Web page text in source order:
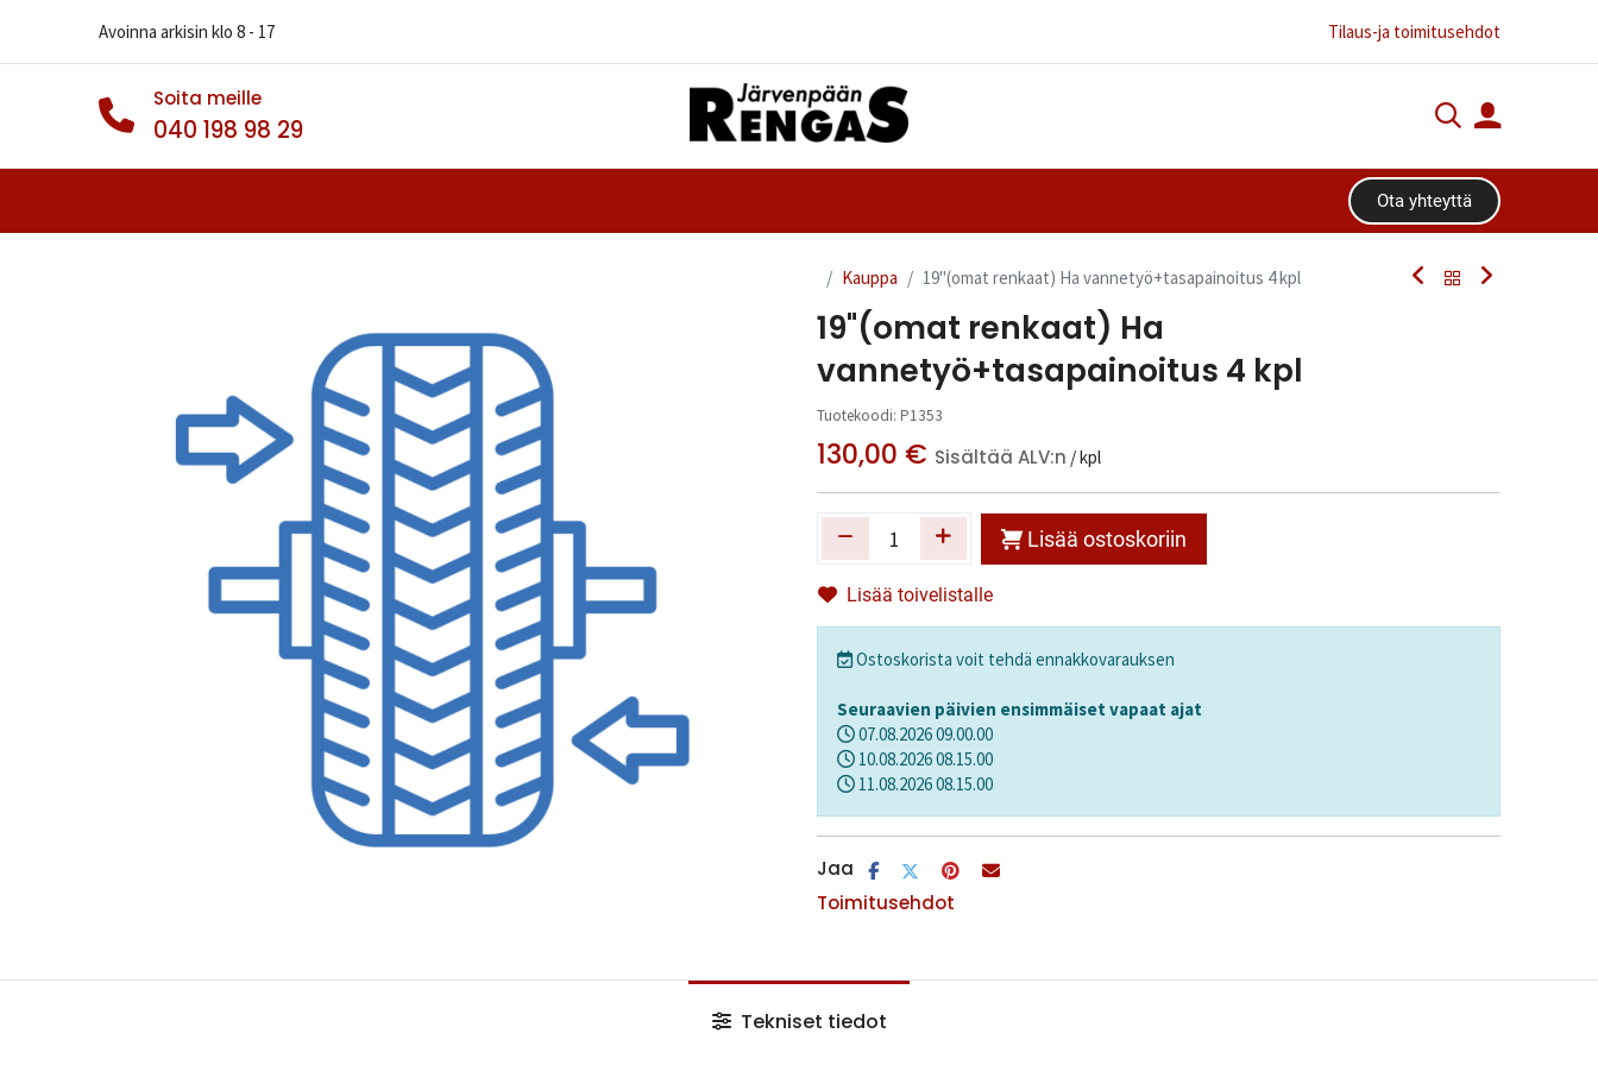
Avoinna arkisin klo 8 - 17 Tilaus-ja toimitusehdot
Soita meille
040 198 98 29
Ota yhteyttä​​​​
Kauppa 19"(omat renkaat) Ha vannetyö+tasapainoitus 4 kpl
19"(omat renkaat) Ha
vannetyö+tasapainoitus 4 kpl
Tuotekoodi: P1353
130,00 € Sisältää ALV:n / kpl
Lisää ostoskoriin
Lisää toivelistalle
Ostoskorista voit tehdä ennakkovarauksen
Seuraavien päivien ensimmäiset vapaat ajat
07.08.202609.00.00
10.08.202608.15.00
11.08.202608.15.00
Jaa
Toimitusehdot
Tekniset tiedot